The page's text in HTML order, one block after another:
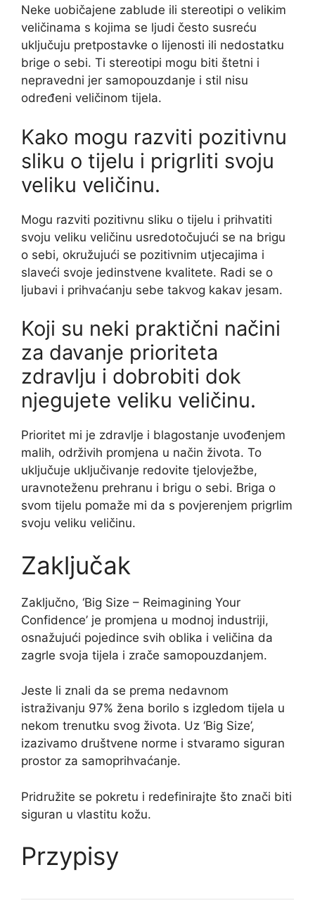
Neke uobičajene zablude ili stereotipi o velikim
veličinama s kojima se ljudi često susreću
uključuju pretpostavke o lijenosti ili nedostatku
brige o sebi. Ti stereotipi mogu biti štetni i
nepravedni jer samopouzdanje i stil nisu
određeni veličinom tijela.
Kako mogu razviti pozitivnu
sliku o tijelu i prigrliti svoju
veliku veličinu.
Mogu razviti pozitivnu sliku o tijelu i prihvatiti
svoju veliku veličinu usredotočujući se na brigu
o sebi, okružujući se pozitivnim utjecajima i
slaveći svoje jedinstvene kvalitete. Radi se o
ljubavi i prihvaćanju sebe takvog kakav jesam.
Koji su neki praktični načini
za davanje prioriteta
zdravlju i dobrobiti dok
njegujete veliku veličinu.
Prioritet mi je zdravlje i blagostanje uvođenjem
malih, održivih promjena u način života. To
uključuje uključivanje redovite tjelovježbe,
uravnoteženu prehranu i brigu o sebi. Briga o
svom tijelu pomaže mi da s povjerenjem prigrlim
svoju veliku veličinu.
Zaključak
Zaključno, ‘Big Size – Reimagining Your
Confidence’ je promjena u modnoj industriji,
osnažujući pojedince svih oblika i veličina da
zagrle svoja tijela i zrače samopouzdanjem.
Jeste li znali da se prema nedavnom
istraživanju 97% žena borilo s izgledom tijela u
nekom trenutku svog života. Uz ‘Big Size’,
izazivamo društvene norme i stvaramo siguran
prostor za samoprihvaćanje.
Pridružite se pokretu i redefinirajte što znači biti
siguran u vlastitu kožu.
Przypisy